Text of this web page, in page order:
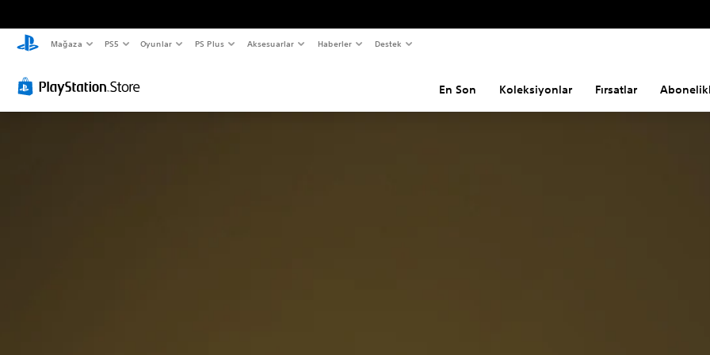
Mağaza PS5 Oyunlar PS Plus Aksesuarlar Haberler Destek
En Son Koleksiyonlar Fırsatlar